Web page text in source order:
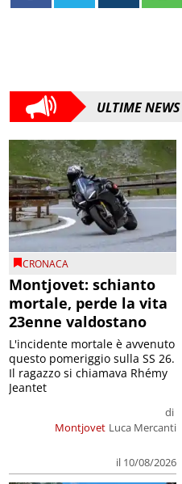
ULTIME NEWS
CRONACA
Montjovet: schianto
mortale, perde la vita
23enne valdostano
Montjovet
di
Luca Mercanti
il 10/08/2026
L'incidente mortale è avvenuto
questo pomeriggio sulla SS 26.
Il ragazzo si chiamava Rhémy
Jeantet